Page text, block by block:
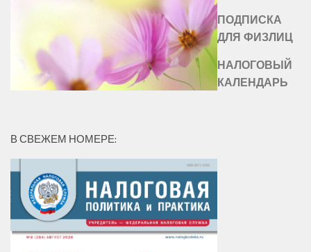
ПОДПИСКА
ДЛЯ ФИЗЛИЦ
НАЛОГОВЫЙ
КАЛЕНДАРЬ
В СВЕЖЕМ НОМЕРЕ: